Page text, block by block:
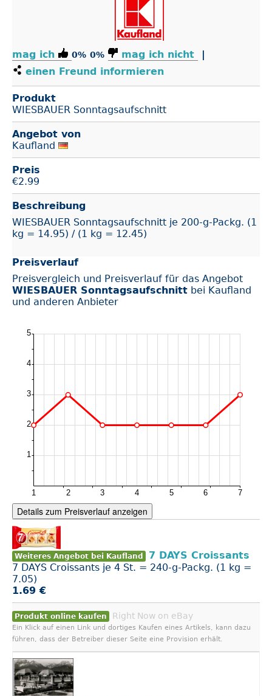
mag ich 0% 0% mag ich nicht
|
einen Freund informieren
Produkt
WIESBAUER Sonntagsaufschnitt
Angebot von
Kaufland
Preis
€2.99
Beschreibung
WIESBAUER Sonntagsaufschnitt je 200-g-Packg. (1
kg = 14.95) / (1 kg = 12.45)
Preisverlauf
Preisvergleich und Preisverlauf für das Angebot
WIESBAUER Sonntagsaufschnitt bei Kaufland
und anderen Anbieter
Details zum Preisverlauf anzeigen
Weiteres Angebot bei Kaufland
7 DAYS Croissants
7 DAYS Croissants je 4 St. = 240-g-Packg. (1 kg =
7.05)
1.69 €
Produkt online kaufen Right Now on eBay
Ein Klick auf einen Link und dortiges Kaufen eines Artikels, kann dazu
führen, dass der Betreiber dieser Seite eine Provision erhält.